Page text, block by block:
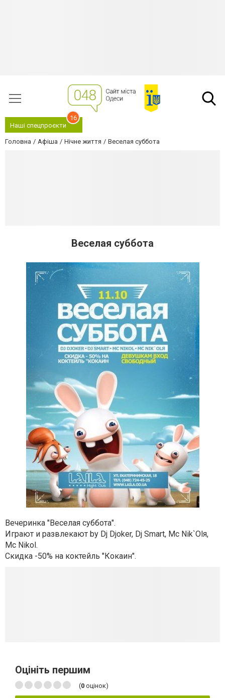
Наші спецпроєкти
16
Головна Афіша Нічне життя Веселая суббота
Веселая суббота
Вечеринка "Веселая суббота".
Играют и развлекают by Dj Djoker, Dj Smart, Mc Nik`Olя,
Mc Nikol.
Скидка -50% на коктейль "Кокаин".
Оцініть першим
(0 оцінок)